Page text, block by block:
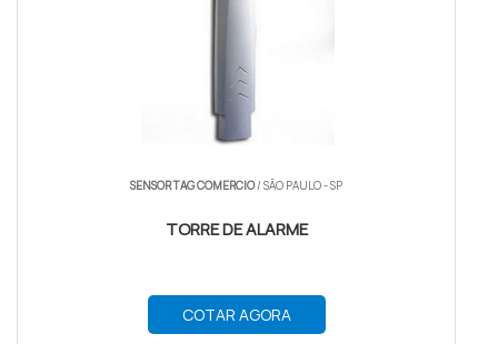
SENSOR TAG COMERCIO/ SÃO PAULO - SP
TORRE DE ALARME
COTAR AGORA